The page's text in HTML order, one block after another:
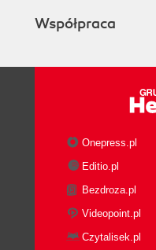
Współpraca
Onepress.pl
Editio.pl
Bezdroza.pl
Videopoint.pl
Czytalisek.pl